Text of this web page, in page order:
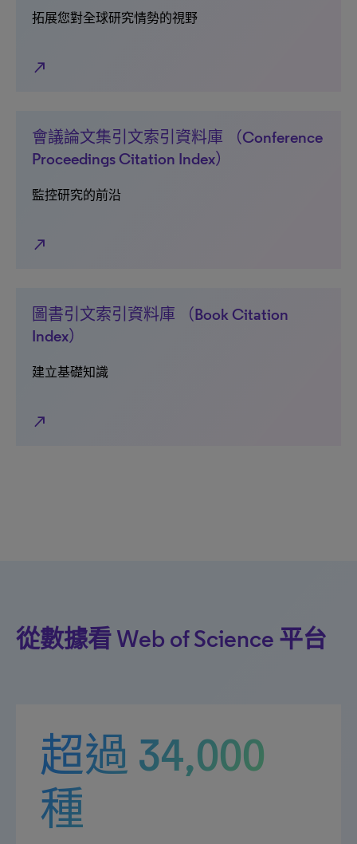
拓展您對全球研究情勢的視野
north_east
會議論文集引文索引資料庫 （Conference
Proceedings Citation Index）
監控研究的前沿
north_east
圖書引文索引資料庫 （Book Citation
Index）
建立基礎知識
north_east
從數據看 Web of Science 平台
超過 34,000
種